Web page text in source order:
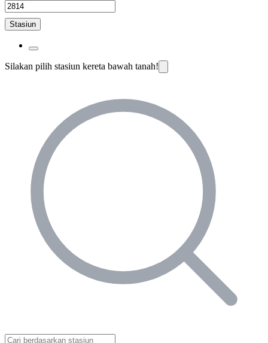
Stasiun
Silakan pilih stasiun kereta bawah tanah!